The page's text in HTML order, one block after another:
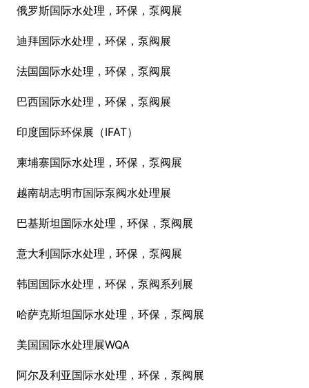
俄罗斯国际水处理，环保，泵阀展
迪拜国际水处理，环保，泵阀展
法国国际水处理，环保，泵阀展
巴西国际水处理，环保，泵阀展
印度国际环保展（IFAT）
柬埔寨国际水处理，环保，泵阀展
越南胡志明市国际泵阀水处理展
巴基斯坦国际水处理，环保，泵阀展
意大利国际水处理，环保，泵阀展
韩国国际水处理，环保，泵阀系列展
哈萨克斯坦国际水处理，环保，泵阀展
美国国际水处理展WQA
阿尔及利亚国际水处理，环保，泵阀展